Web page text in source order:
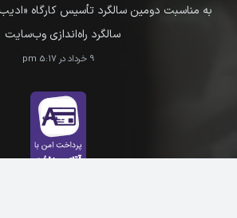
به مناسبت دومین سالگرد تأسیس کارگاه
سالگرد راه‌اندازی وب‌سایت
9 خرداد در 5:17 pm